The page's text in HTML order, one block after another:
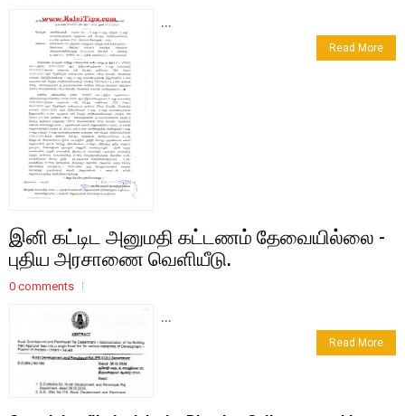
...
Read More
இனி கட்டிட அனுமதி கட்டணம் தேவையில்லை -
புதிய அரசாணை வெளியீடு.
0 comments
...
Read More